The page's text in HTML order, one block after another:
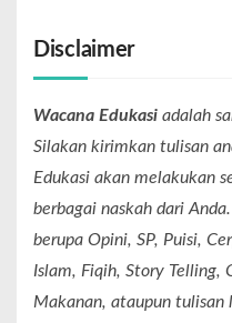
Disclaimer
Wacana Edukasi adalah
Silakan kirimkan tulisan
Edukasi akan melakukan
berbagai naskah dari
berupa Opini, SP, Puisi,
Islam, Fiqih, Story Telling,
Makanan, ataupun tulisan